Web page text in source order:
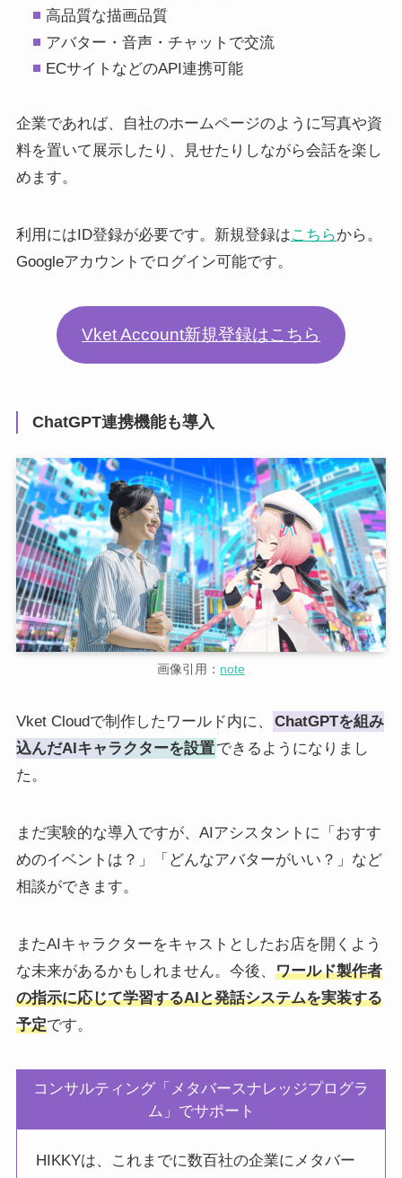
高品質な描画品質
アバター・音声・チャットで交流
ECサイトなどのAPI連携可能
企業であれば、自社のホームページのように写真や資
料を置いて展示したり、見せたりしながら会話を楽し
めます。
利用にはID登録が必要です。新規登録はこちらから。
Googleアカウントでログイン可能です。
Vket Account新規登録はこちら
ChatGPT連携機能も導入
画像引用： note
Vket Cloudで制作したワールド内に、
ChatGPTを組み
込んだAIキャラクターを設置できるようになりまし
た。
まだ実験的な導入ですが、AIアシスタントに「おすす
めのイベントは？」「どんなアバターがいい？」など
相談ができます。
またAIキャラクターをキャストとしたお店を開くよう
な未来があるかもしれません。今後、 ワールド製作者
の指示に応じて学習するAIと発話システムを実装する
予定です。
コンサルティング「メタバースナレッジプログラ
ム」でサポート
HIKKYは、これまでに数百社の企業にメタバー